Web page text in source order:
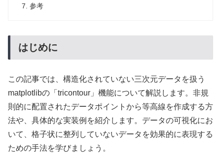
参考
はじめに
この記事では、構造化されていない三次元データを扱う
matplotlibの「tricontour」機能について解説します。非規
則的に配置されたデータポイントから等高線を作成する方
法や、具体的な実装例を紹介します。データの可視化にお
いて、格子状に整列していないデータを効果的に表現する
ための手法を学びましょう。